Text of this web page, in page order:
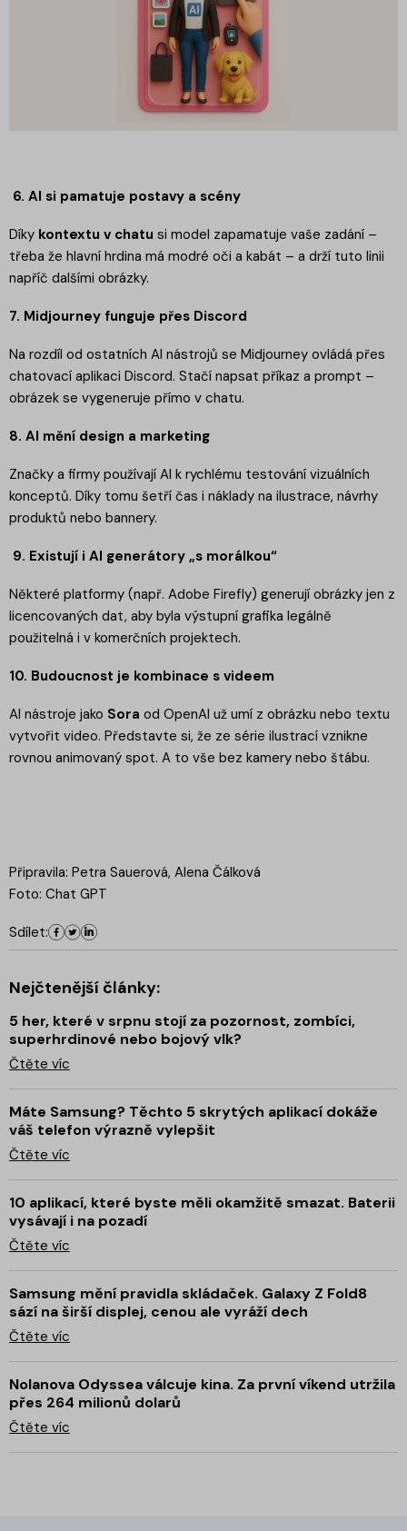
6. AI si pamatuje postavy a scény
Díky kontextu v chatu si model zapamatuje vaše zadání –
třeba že hlavní hrdina má modré oči a kabát – a drží tuto linii
napříč dalšími obrázky.
7. Midjourney funguje přes Discord
Na rozdíl od ostatních AI nástrojů se Midjourney ovládá přes
chatovací aplikaci Discord. Stačí napsat příkaz a prompt –
obrázek se vygeneruje přímo v chatu.
8. AI mění design a marketing
Značky a firmy používají AI k rychlému testování vizuálních
konceptů. Díky tomu šetří čas i náklady na ilustrace, návrhy
produktů nebo bannery.
9. Existují i AI generátory „s morálkou“
Některé platformy (např. Adobe Firefly) generují obrázky jen z
licencovaných dat, aby byla výstupní grafika legálně
použitelná i v komerčních projektech.
10. Budoucnost je kombinace s videem
AI nástroje jako Sora od OpenAI už umí z obrázku nebo textu
vytvořit video. Představte si, že ze série ilustrací vznikne
rovnou animovaný spot. A to vše bez kamery nebo štábu.
Připravila: Petra Sauerová, Alena Čálková
Foto: Chat GPT
Sdílet:
Nejčtenější články:
5 her, které v srpnu stojí za pozornost, zombíci,
superhrdinové nebo bojový vlk?
Čtěte víc
Máte Samsung? Těchto 5 skrytých aplikací dokáže
váš telefon výrazně vylepšit
Čtěte víc
10 aplikací, které byste měli okamžitě smazat. Baterii
vysávají i na pozadí
Čtěte víc
Samsung mění pravidla skládaček. Galaxy Z Fold8
sází na širší displej, cenou ale vyráží dech
Čtěte víc
Nolanova Odyssea válcuje kina. Za první víkend utržila
přes 264 milionů dolarů
Čtěte víc